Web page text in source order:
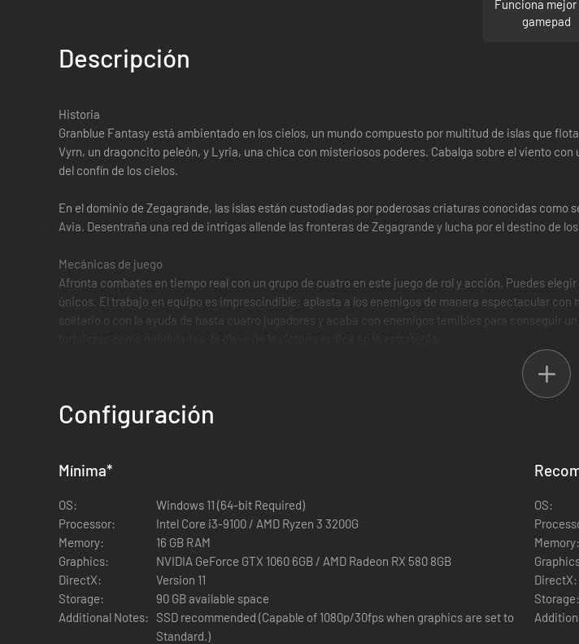
Funciona mejor
gamepad
Descripción
Historia
Granblue Fantasy está ambientado en los cielos, un mundo compuesto por multitud de islas que
Vyrn, un dragoncito peleón, y Lyria, una chica con misteriosos poderes. Cabalga sobre el viento
del confín de los cielos.
En el dominio de Zegagrande, las islas están custodiadas por poderosas criaturas conocidas
Avia. Desentraña una red de intrigas allende las fronteras de Zegagrande y lucha por el destino de
Mecánicas de juego
Afronta combates en tiempo real con un grupo de cuatro en este juego de rol y acción. Puedes
únicos. El trabajo en equipo es imprescindible: aplasta a los enemigos de manera espectacular
solitario o con la ayuda de hasta cuatro jugadores y acaba con enemigos temibles para conseguir
¿Los combates frenéticos no son lo tuyo? El modo de asistencia hace que el juego sea accesible
Activa la asistencia integral para que todas las acciones se lleven a cabo automáticamente durante
Los cielos son un lugar repleto de historia y tradición. En el diario de Lyria, encontrarás una
Configuración
Mínima*
OS:
Windows 11 (64-bit Required)
Processor:
Intel Core i3-9100 / AMD Ryzen 3 3200G
Memory:
16 GB RAM
Graphics:
NVIDIA GeForce GTX 1060 6GB / AMD Radeon RX 580 8GB
DirectX:
Version 11
Storage:
90 GB available space
Additional Notes:
SSD recommended (Capable of 1080p/30fps when graphics are set to
Standard.)
OS:
Memory:
DirectX:
Storage: